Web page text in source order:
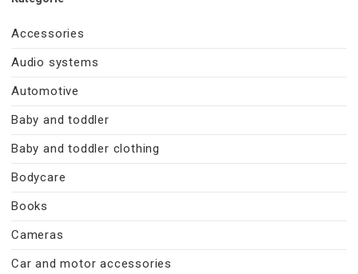
Accessories
Audio systems
Automotive
Baby and toddler
Baby and toddler clothing
Bodycare
Books
Cameras
Car and motor accessories